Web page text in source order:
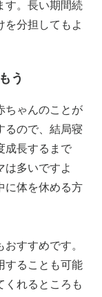
す。長い期間続
を分担してもよ
う
ちゃんのことが
るので、結局寝
成長するまで
は多いですよ
に体を休める方
すすめです。
することも可能
くれるところも